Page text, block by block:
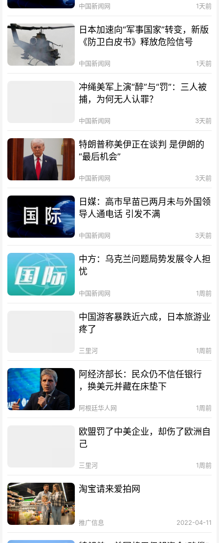
中国新闻网 1天前
日本加速向“军事国家”转变，新版
《防卫白皮书》释放危险信号
中国新闻网 1天前
冲绳美军上演“醉”与“罚”：三人被
捕，为何无人认罪？
中国新闻网 3天前
特朗普称美伊正在谈判 是伊朗的
“最后机会”
中国新闻网 3天前
日媒：高市早苗已两月未与外国领
导人通电话 引发不满
中国新闻网 3天前
中方：乌克兰问题局势发展令人担
忧
中国新闻网 1周前
中国游客暴跌近六成，日本旅游业
疼了
三里河 1周前
阿经济部长：民众仍不信任银行
，换美元并藏在床垫下
阿根廷华人网 1周前
欧盟罚了中美企业，却伤了欧洲自
己
三里河 1周前
淘宝请来爱拍网
推广信息 2022-04-11